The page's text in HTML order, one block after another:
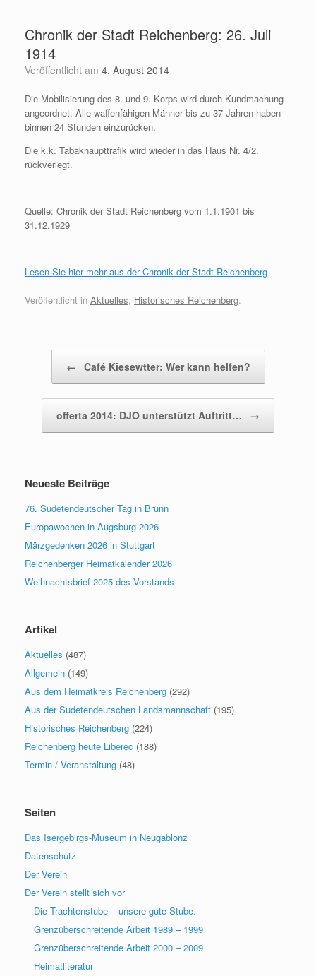
springenChronik der Stadt Reichenberg: 26. Juli
1914
Veröffentlicht am 4. August 2014
Die Mobilisierung des 8. und 9. Korps wird durch Kundmachung
angeordnet. Alle waffenfähigen Männer bis zu 37 Jahren haben
binnen 24 Stunden einzurücken.
Die k.k. Tabakhaupttrafik wird wieder in das Haus Nr. 4/2.
rückverlegt.
Quelle: Chronik der Stadt Reichenberg vom 1.1.1901 bis
31.12.1929
Lesen Sie hier mehr aus der Chronik der Stadt Reichenberg
Veröffentlicht in Aktuelles, Historisches Reichenberg.
← Café Kiesewtter: Wer kann helfen?
offerta 2014: DJO unterstützt Auftritt… →
Neueste Beiträge
76. Sudetendeutscher Tag in Brünn
Europawochen in Augsburg 2026
Märzgedenken 2026 in Stuttgart
Reichenberger Heimatkalender 2026
Weihnachtsbrief 2025 des Vorstands
Artikel
Aktuelles (487)
Allgemein (149)
Aus dem Heimatkreis Reichenberg (292)
Aus der Sudetendeutschen Landsmannschaft (195)
Historisches Reichenberg (224)
Reichenberg heute Liberec (188)
Termin / Veranstaltung (48)
Seiten
Das Isergebirgs-Museum in Neugablonz
Datenschutz
Der Verein
Der Verein stellt sich vor
Die Trachtenstube – unsere gute Stube.
Grenzüberschreitende Arbeit 1989 – 1999
Grenzüberschreitende Arbeit 2000 – 2009
Heimatliteratur